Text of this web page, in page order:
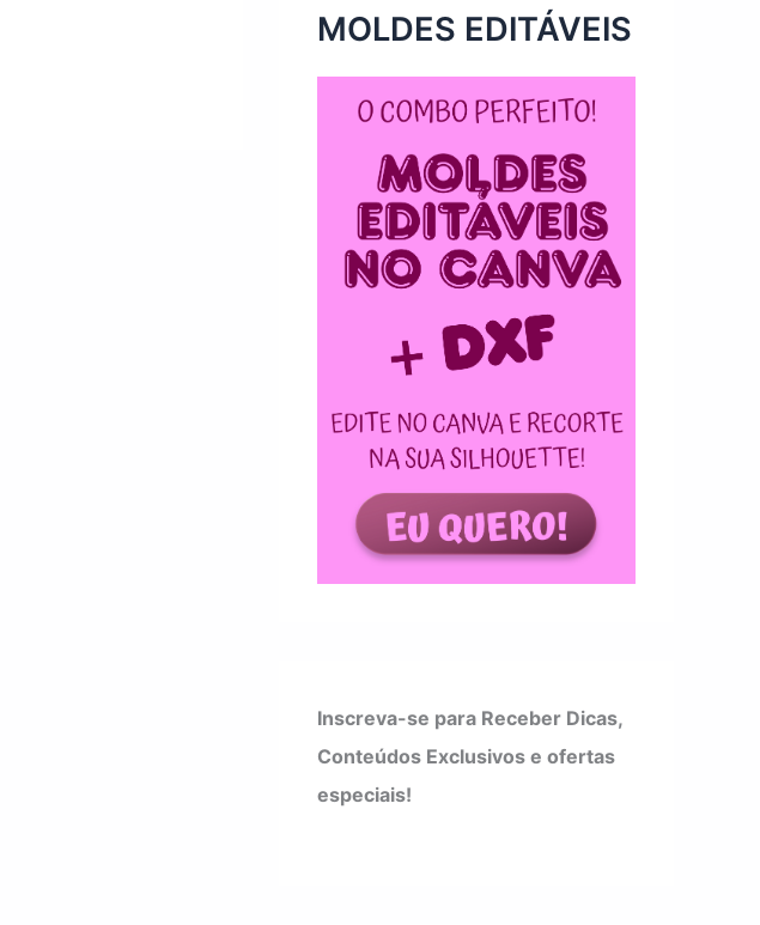
MOLDES EDITÁVEIS
Inscreva-se para Receber Dicas,
Conteúdos Exclusivos e ofertas
especiais!